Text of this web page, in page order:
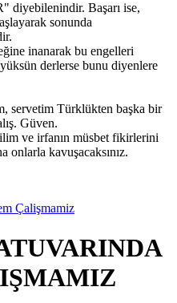
Başarı ise,
sonunda
inanarak bu engelleri
derlerse bunu diyenlere
servetim Türklükten başka bir
Güven.
ve irfanın müsbet fikirlerini
onlarla kavuşacaksınız.
Çalişmamiz